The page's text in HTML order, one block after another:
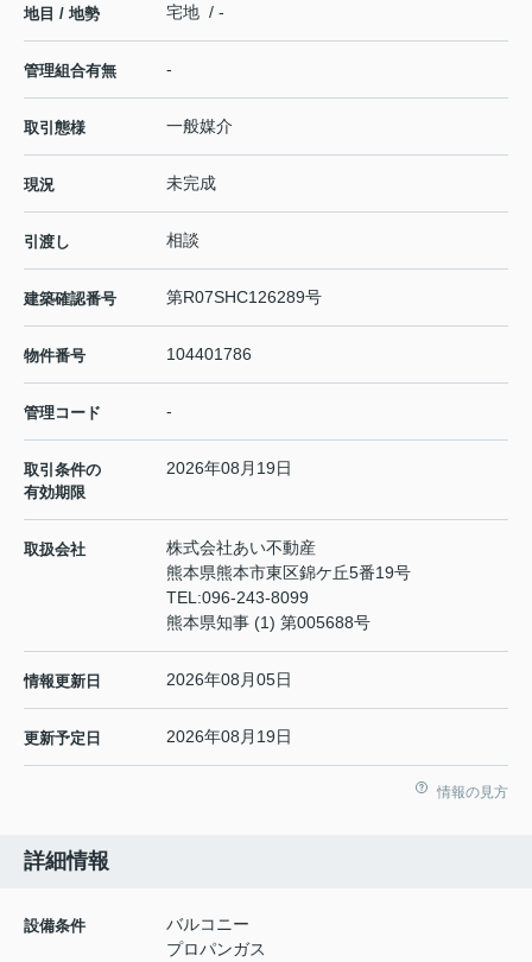
地目 / 地勢 宅地 / -
管理組合有無 -
取引態様 一般媒介
現況 未完成
引渡し 相談
建築確認番号 第R07SHC126289号
物件番号 104401786
管理コード -
取引条件の
有効期限
2026年08月19日
取扱会社
株式会社あい不動産
熊本県熊本市東区錦ケ丘5番19号
TEL:096-243-8099
熊本県知事 (1) 第005688号
情報更新日 2026年08月05日
更新予定日 2026年08月19日
情報の見方
詳細情報
設備条件
バルコニー
プロパンガス